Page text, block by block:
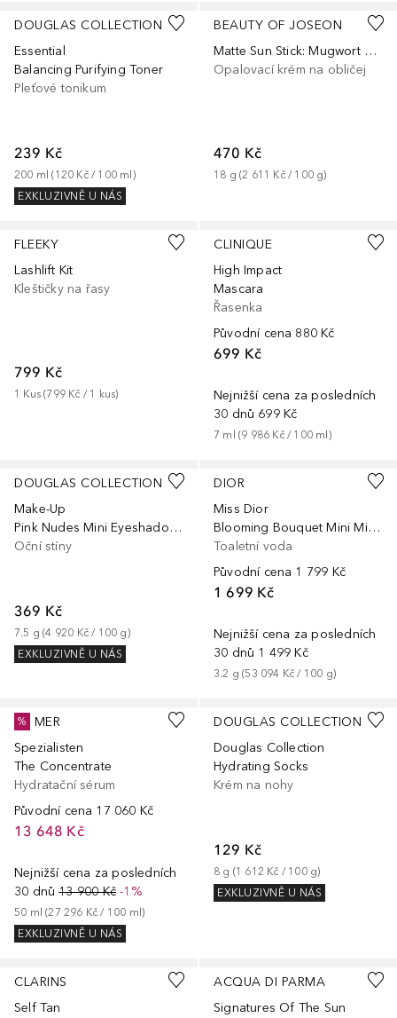
DOUGLAS COLLECTION
Essential
Balancing Purifying Toner
Pleťové tonikum
239 Kč
200 ml (120 Kč / 100 ml )
EXKLUZIVNĚ U NÁS
BEAUTY OF JOSEON
Matte Sun Stick: Mugwort + Camelia
Opalovací krém na obličej
470 Kč
18 g (2 611 Kč / 100 g)
FLEEKY
Lashlift Kit
Kleštičky na řasy
799 Kč
1 Kus (799 Kč / 1 kus)
CLINIQUE
High Impact
Mascara
Řasenka
Původní cena 880 Kč
699 Kč
Nejnižší cena za posledních
30 dnů 699 Kč
7 ml (9 986 Kč / 100 ml )
DOUGLAS COLLECTION
Make-Up
Pink Nudes Mini Eyeshadow Palette
Oční stíny
369 Kč
7.5 g (4 920 Kč / 100 g)
EXKLUZIVNĚ U NÁS
DIOR
Miss Dior
Blooming Bouquet Mini Miss – Tuhý parfém v tyčince bez obsahu alkoholu
Toaletní voda
Původní cena 1 799 Kč
1 699 Kč
Nejnižší cena za posledních
30 dnů 1 499 Kč
3.2 g (53 094 Kč / 100 g)
LA MER
Spezialisten
The Concentrate
Hydratační sérum
Původní cena 17 060 Kč
13 648 Kč
Nejnižší cena za posledních
30 dnů 13 900 Kč -1%
50 ml (27 296 Kč / 100 ml)
EXKLUZIVNĚ U NÁS
%
DOUGLAS COLLECTION
Douglas Collection
Hydrating Socks
Krém na nohy
129 Kč
8 g (1 612 Kč / 100 g)
EXKLUZIVNĚ U NÁS
CLARINS
Self Tan
ACQUA DI PARMA
Signatures Of The Sun